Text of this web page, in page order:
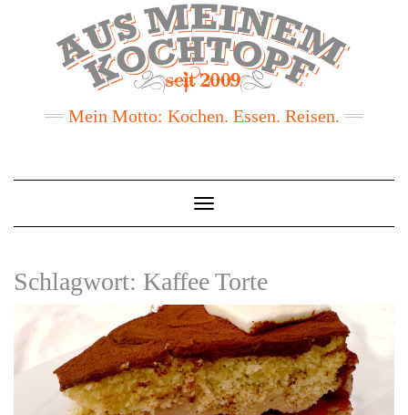
Mein Motto: Kochen. Essen. Reisen.
Toggle
Navigation
Schlagwort: Kaffee Torte